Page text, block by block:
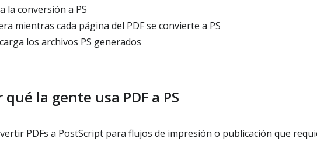
la conversión a PS
mientras cada página del PDF se convierte a PS
los archivos PS generados
qué la gente usa PDF a PS
PDFs a PostScript para flujos de impresión o publicación que